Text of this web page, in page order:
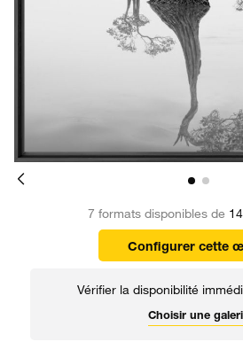
7 formats disponibles de
Configurer cette
Vérifier la disponibilité
Choisir une